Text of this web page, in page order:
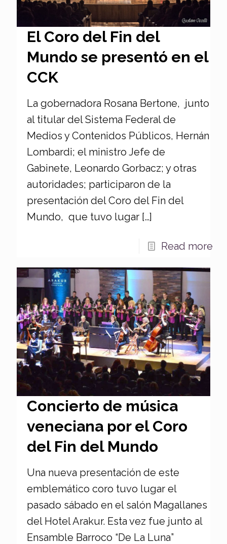
El Coro del Fin del
Mundo se presentó en el
CCK
La gobernadora Rosana Bertone, junto
al titular del Sistema Federal de
Medios y Contenidos Públicos, Hernán
Lombardi; el ministro Jefe de
Gabinete, Leonardo Gorbacz; y otras
autoridades; participaron de la
presentación del Coro del Fin del
Mundo, que tuvo lugar […]
Read more
Concierto de música
veneciana por el Coro
del Fin del Mundo
Una nueva presentación de este
emblemático coro tuvo lugar el
pasado sábado en el salón Magallanes
del Hotel Arakur. Esta vez fue junto al
Ensamble Barroco “De La Luna”